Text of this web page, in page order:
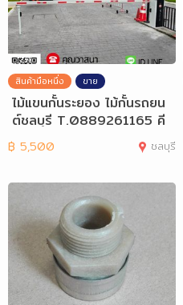
สินค้ามือหนึ่ง ขาย
ไม้แขนกั้นระยอง ไม้กั้นรถยน
ต์ชลบุรี T.0889261165 คี
ย์การ์ด
฿ 5,500 ชลบุรี